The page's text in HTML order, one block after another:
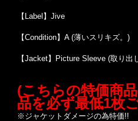
【Label】Jive
【Condition】A (薄いスリキズ。)
【Jacket】Picture Sleeve (取り
(こちらの特価商
品を必ず最低1枚
※ジャケットダメージの為特価!!